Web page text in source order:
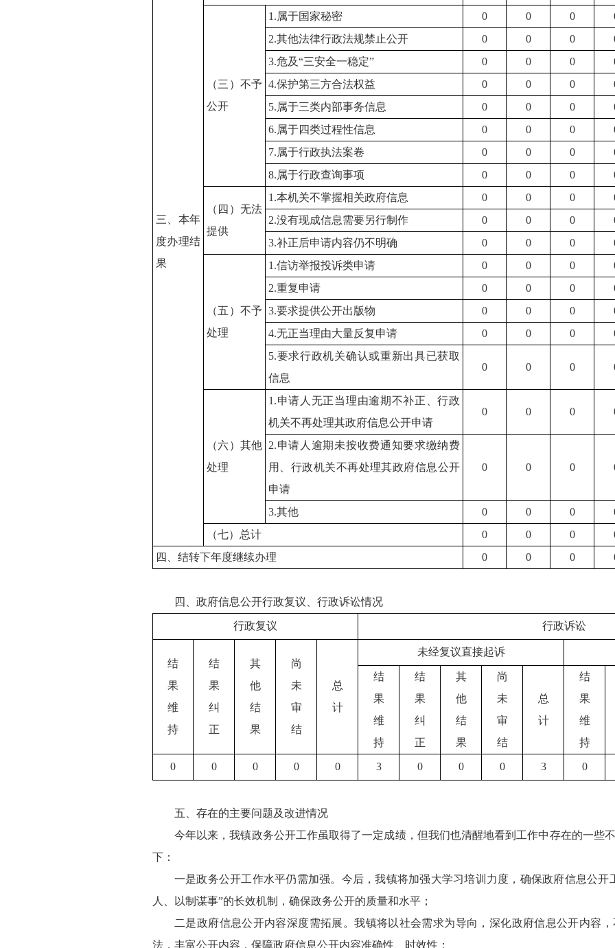
三、本年
度办理结
果
（三）不予
公开
1.属于国家秘密 0 0 0
2.其他法律行政法规禁止公开
0 0 0
3.危及“三安全一稳定”
0 0 0
4.保护第三方合法权益
0 0 0
5.属于三类内部事务信息
0 0 0
6.属于四类过程性信息
0 0 0
7.属于行政执法案卷
0 0 0
8.属于行政查询事项
0 0 0
（四）无法
提供
1.本机关不掌握相关政府信息 0 0 0
2.没有现成信息需要另行制作
0 0 0
3.补正后申请内容仍不明确
0 0 0
（五）不予
处理
1.信访举报投诉类申请 0 0 0
2.重复申请
0 0 0
3.要求提供公开出版物
0 0 0
4.无正当理由大量反复申请
0 0 0
5.要求行政机关确认或重新出具已获取
信息
0 0 0
（六）其他
处理
1.申请人无正当理由逾期不补正、行政
机关不再处理其政府信息公开申请
0 0 0
2.申请人逾期未按收费通知要求缴纳费
用、行政机关不再处理其政府信息公开
申请
0 0 0
3.其他 0 0 0
（七）总计
0 0 0
四、结转下年度继续办理
0 0 0
四、政府信息公开行政复议、行政诉讼情况
行政复议 行政诉讼
结
果
维
持
结
果
纠
正
其
他
结
果
尚
未
审
结
总
计
未经复议直接起诉
结
果
维
持
结
果
纠
正
其
他
结
果
尚
未
审
结
总
计
结
果
维
持
0 0 0 0 0 3 0 0 0 3 0
五、存在的主要问题及改进情况
今年以来，我镇政务公开工作虽取得了一定成绩，但我们也清醒地看到工作中存在的一些
下：
一是政务公开工作水平仍需加强。今后，我镇将加强大学习培训力度，确保政府信息公开
人、以制谋事”的长效机制，确保政务公开的质量和水平；
二是政府信息公开内容深度需拓展。我镇将以社会需求为导向，深化政府信息公开内容
法，丰富公开内容，保障政府信息公开内容准确性、时效性；